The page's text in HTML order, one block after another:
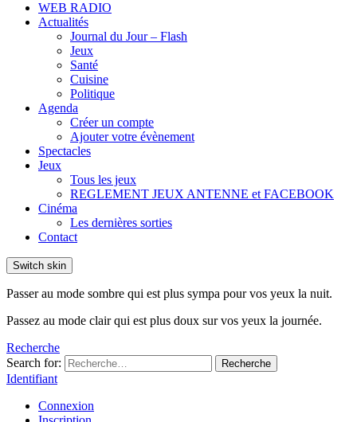
WEB RADIO
Actualités
Journal du Jour – Flash
Jeux
Santé
Cuisine
Politique
Agenda
Créer un compte
Ajouter votre évènement
Spectacles
Jeux
Tous les jeux
REGLEMENT JEUX ANTENNE et FACEBOOK
Cinéma
Les dernières sorties
Contact
Switch skin
Passer au mode sombre qui est plus sympa pour vos yeux la nuit.
Passez au mode clair qui est plus doux sur vos yeux la journée.
Recherche
Search for:
Recherche
Identifiant
Connexion